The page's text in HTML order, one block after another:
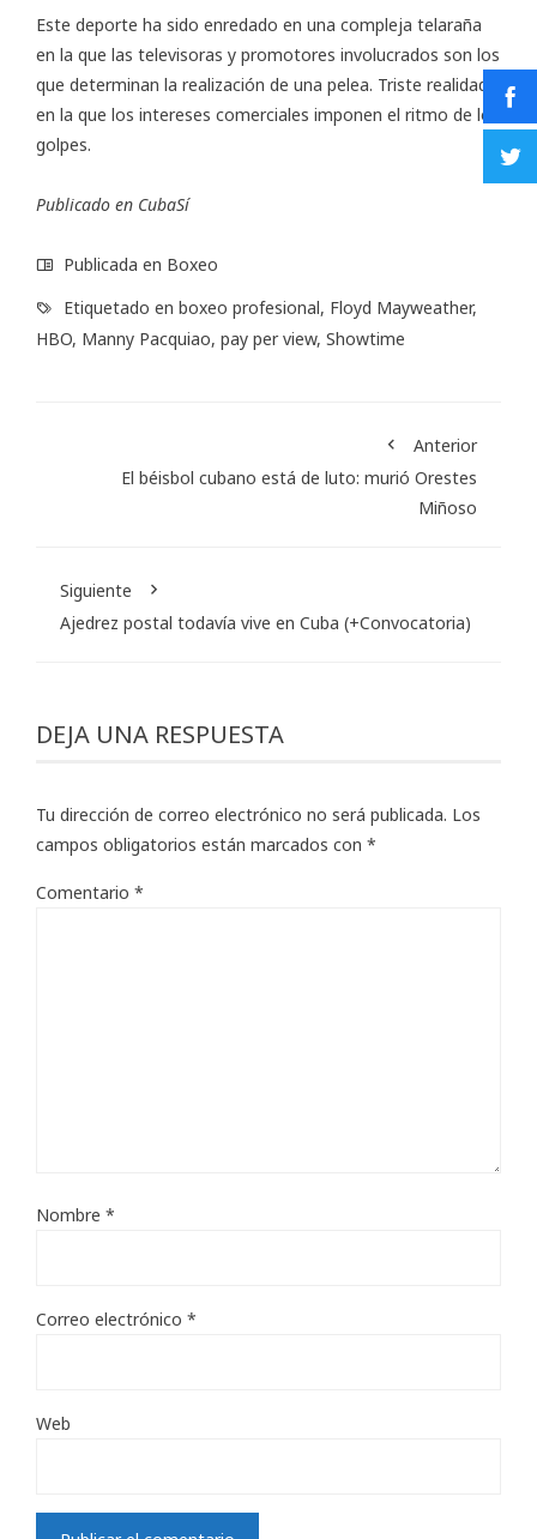
Este deporte ha sido enredado en una compleja telaraña
en la que las televisoras y promotores involucrados son los
que determinan la realización de una pelea. Triste realidad
en la que los intereses comerciales imponen el ritmo de los
golpes.
Publicado en CubaSí
Publicada en Boxeo
Etiquetado en boxeo profesional, Floyd Mayweather,
HBO, Manny Pacquiao, pay per view, Showtime
Anterior
El béisbol cubano está de luto: murió Orestes
Miñoso
Siguiente
Ajedrez postal todavía vive en Cuba (+Convocatoria)
DEJA UNA RESPUESTA
Tu dirección de correo electrónico no será publicada. Los
campos obligatorios están marcados con *
Comentario *
Nombre *
Correo electrónico *
Web